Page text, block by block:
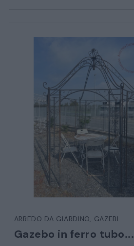
ARREDO DA GIARDINO, GAZEBI
Gazebo in ferro tubo...